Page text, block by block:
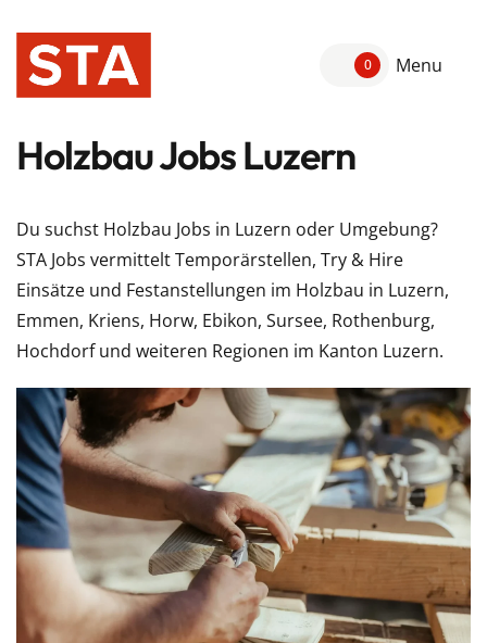
0 Menu
Holzbau Jobs Luzern
Du suchst Holzbau Jobs in Luzern oder Umgebung?
STA Jobs vermittelt Temporärstellen, Try & Hire
Einsätze und Festanstellungen im Holzbau in Luzern,
Emmen, Kriens, Horw, Ebikon, Sursee, Rothenburg,
Hochdorf und weiteren Regionen im Kanton Luzern.